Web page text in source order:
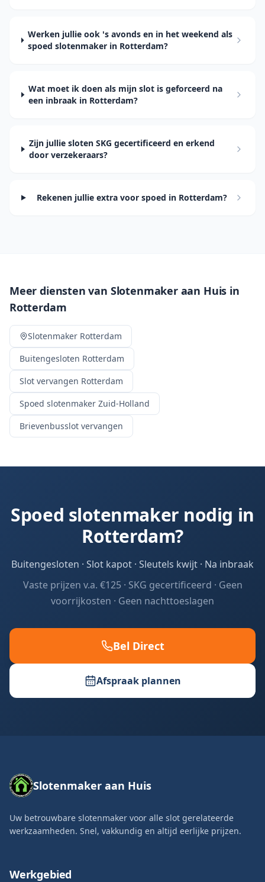
Werken jullie ook 's avonds en in het weekend als
spoed slotenmaker in Rotterdam?
Wat moet ik doen als mijn slot is geforceerd na
een inbraak in Rotterdam?
Zijn jullie sloten SKG gecertificeerd en erkend
door verzekeraars?
Rekenen jullie extra voor spoed in Rotterdam?
Meer diensten van Slotenmaker aan Huis in
Rotterdam
Slotenmaker Rotterdam
Buitengesloten Rotterdam
Slot vervangen Rotterdam
Spoed slotenmaker Zuid-Holland
Brievenbusslot vervangen
Spoed slotenmaker nodig in
Rotterdam?
Buitengesloten · Slot kapot · Sleutels kwijt · Na inbraak
Vaste prijzen v.a. €125 · SKG gecertificeerd · Geen
voorrijkosten · Geen nachttoeslagen
Bel Direct
Afspraak plannen
Slotenmaker aan Huis
Uw betrouwbare slotenmaker voor alle slot gerelateerde
werkzaamheden. Snel, vakkundig en altijd eerlijke prijzen.
Werkgebied